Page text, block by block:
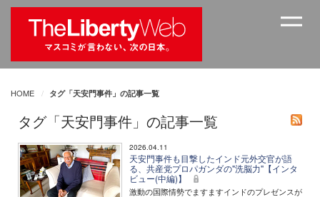
HOME タグ「天安門事件」の記事一覧
タグ「天安門事件」の記事一覧
2026.04.11
天安門事件も目撃したインド元外交官が語
る、共産党プロパガンダの"洗脳力"【インタ
ビュー(中編)】
激動の国際情勢でますますインドのプレゼンスが